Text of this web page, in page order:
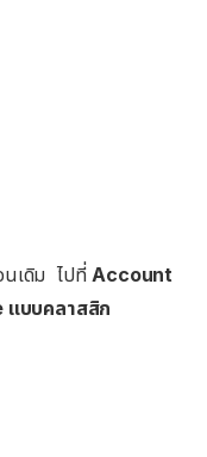
นเดิม ไปที่ Account
แบบคลาสสิก